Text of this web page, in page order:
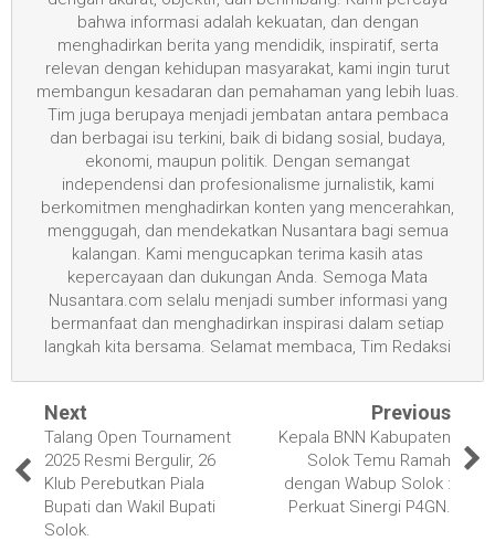
bahwa informasi adalah kekuatan, dan dengan
menghadirkan berita yang mendidik, inspiratif, serta
relevan dengan kehidupan masyarakat, kami ingin turut
membangun kesadaran dan pemahaman yang lebih luas.
Tim juga berupaya menjadi jembatan antara pembaca
dan berbagai isu terkini, baik di bidang sosial, budaya,
ekonomi, maupun politik. Dengan semangat
independensi dan profesionalisme jurnalistik, kami
berkomitmen menghadirkan konten yang mencerahkan,
menggugah, dan mendekatkan Nusantara bagi semua
kalangan. Kami mengucapkan terima kasih atas
kepercayaan dan dukungan Anda. Semoga Mata
Nusantara.com selalu menjadi sumber informasi yang
bermanfaat dan menghadirkan inspirasi dalam setiap
langkah kita bersama. Selamat membaca, Tim Redaksi
Next
Talang Open Tournament
2025 Resmi Bergulir, 26
Klub Perebutkan Piala
Bupati dan Wakil Bupati
Solok.
Previous
Kepala BNN Kabupaten
Solok Temu Ramah
dengan Wabup Solok :
Perkuat Sinergi P4GN.